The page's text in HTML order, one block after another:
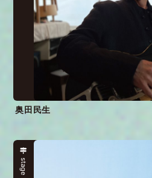
奥田民生